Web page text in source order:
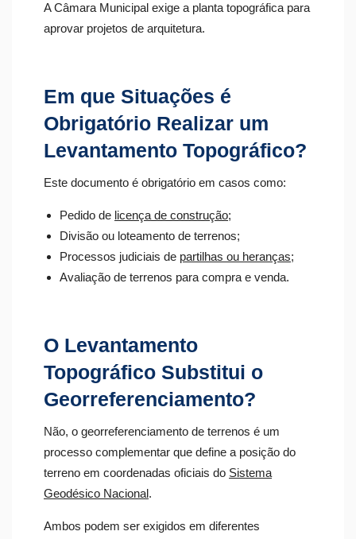
A Câmara Municipal exige a planta topográfica para
aprovar projetos de arquitetura.
Em que Situações é
Obrigatório Realizar um
Levantamento Topográfico?
Este documento é obrigatório em casos como:
Pedido de licença de construção;
Divisão ou loteamento de terrenos;
Processos judiciais de partilhas ou heranças;
Avaliação de terrenos para compra e venda.
O Levantamento
Topográfico Substitui o
Georreferenciamento?
Não, o georreferenciamento de terrenos é um
processo complementar que define a posição do
terreno em coordenadas oficiais do Sistema
Geodésico Nacional.
Ambos podem ser exigidos em diferentes